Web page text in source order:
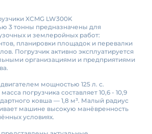
XCMG LW300K
3 тонны предназначены для
и землеройных работ:
планировки площадок и перевалки
Погрузчик активно эксплуатируется
организациями и предприятиями
мощностью 125 л. с.
погрузчика составляет 10,6 - 10,9
ковша — 1,8 м³. Малый радиус
машине высокую манёвренность
условиях.